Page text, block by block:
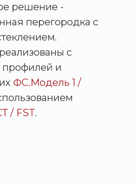
решение -
перегородка с
с
и
ФС.Модель 1 /
/ FST.